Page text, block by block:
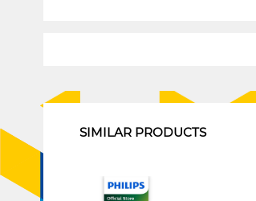
SIMILAR PRODUCTS